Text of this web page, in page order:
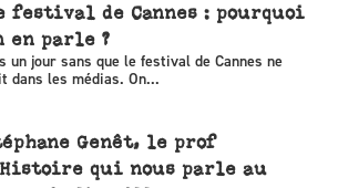
festival de Cannes : pourquoi
en parle ?
un jour sans que le festival de Cannes ne
dans les médias. On...
Genêt, le prof
qui nous parle au